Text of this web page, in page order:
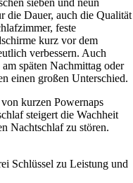
die Dauer, auch die Qualität
feste
kurz vor dem
verbessern. Auch
späten Nachmittag oder
einen großen Unterschied.
kurzen Powernaps
steigert die Wachheit
Nachtschlaf zu stören.
Schlüssel zu Leistung und